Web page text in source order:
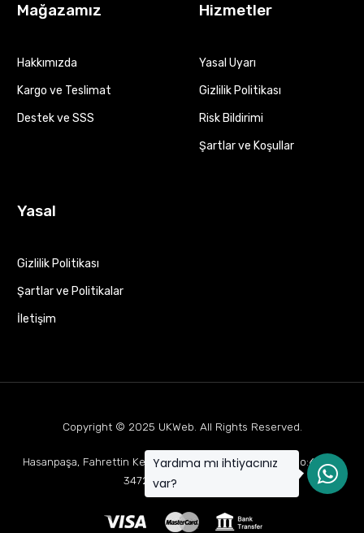
Mağazamız
Hakkımızda
Kargo ve Teslimat
Destek ve SSS
Hizmetler
Yasal Uyarı
Gizlilik Politikası
Risk Bildirimi
Şartlar ve Koşullar
Yasal
Gizlilik Politikası
Şartlar ve Politikalar
İletişim
Copyright © 2025 UKWeb. All Rights Reserved.
Hasanpaşa, Fahrettin Kerim Gökay Cd Mukaddes Apt No:63 D:1,
34722 Kadıköy/İstanbul
Yardıma mı ihtiyacınız
var?